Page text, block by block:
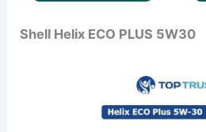
Shell Helix ECO PLUS 5W30